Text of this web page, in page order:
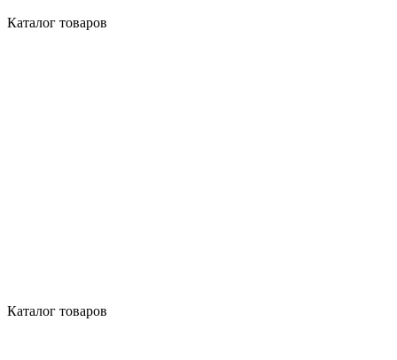
Каталог товаров
Каталог товаров